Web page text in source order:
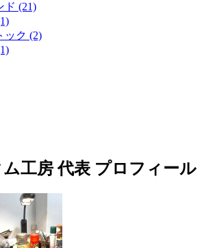
ド (21)
ック (2)
工房 代表 プロフィール